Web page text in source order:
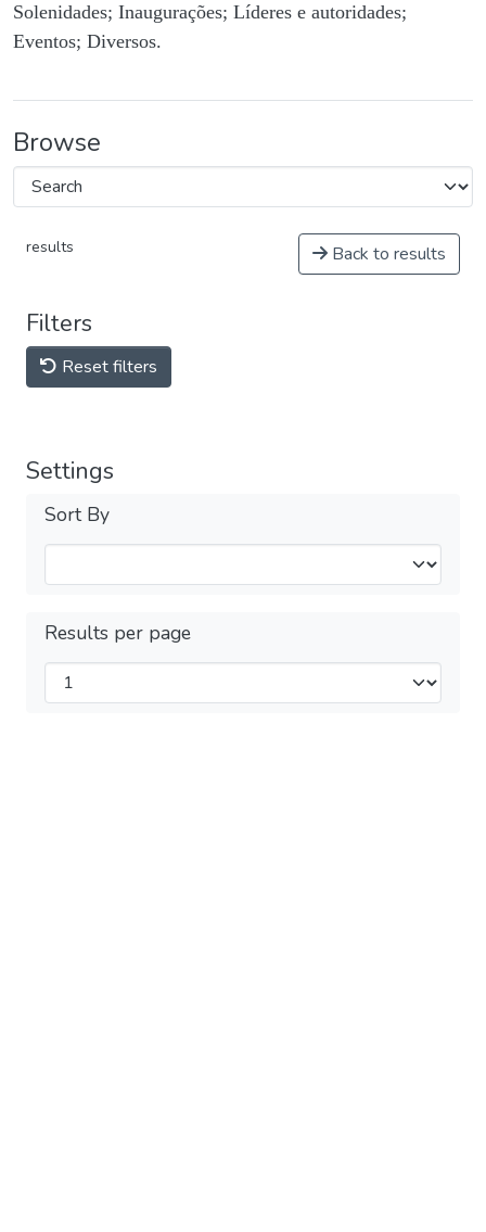
Solenidades; Inaugurações; Líderes e autoridades;
Eventos; Diversos.
Browse
results Back to results
Filters
Reset filters
Settings
Sort By
Results per page